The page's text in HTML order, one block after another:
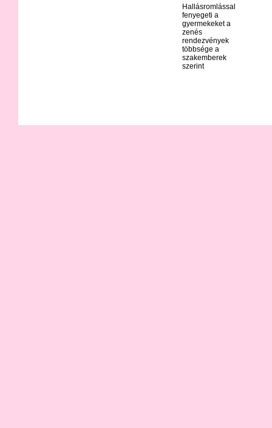
Hallásromlással
fenyegeti a
gyermekeket a
zenés
rendezvények
többsége a
szakemberek
szerint